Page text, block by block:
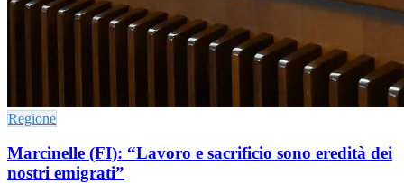
Regione
Marcinelle (FI): “Lavoro e sacrificio sono eredità dei
nostri emigrati”